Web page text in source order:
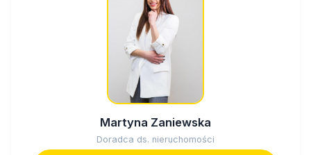
Martyna Zaniewska
Doradca ds. nieruchomości